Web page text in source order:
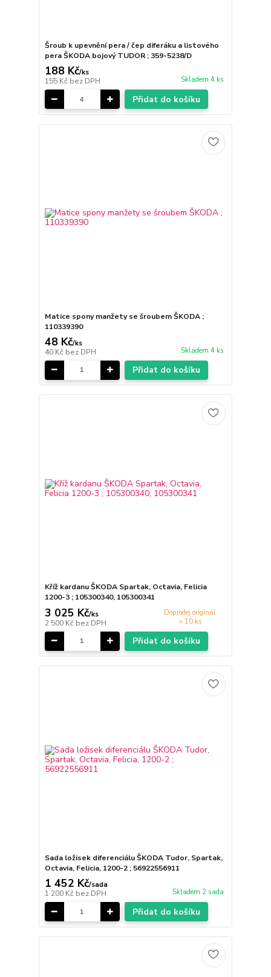
Šroub k upevnění pera / čep diferáku a listového
pera ŠKODA bojový TUDOR ; 359-5238/D
188 Kč/ks
155 Kč bez DPH Skladem 4 ks
Přidat do košíku
Matice spony manžety se šroubem ŠKODA ;
110339390
48 Kč/ks
40 Kč bez DPH Skladem 4 ks
Přidat do košíku
Kříž kardanu ŠKODA Spartak, Octavia, Felicia
1200-3 ; 105300340, 105300341
3 025 Kč/ks
2 500 Kč bez DPH
Doprodej originál
> 10 ks
Přidat do košíku
Sada ložisek diferenciálu ŠKODA Tudor, Spartak,
Octavia, Felicia, 1200-2 ; 56922556911
1 452 Kč/sada
1 200 Kč bez DPH Skladem 2 sada
Přidat do košíku